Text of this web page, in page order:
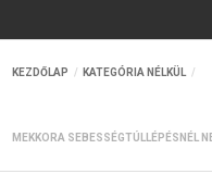
KEZDŐLAP KATEGÓRIA NÉLKÜL
MEKKORA SEBESSÉGTÚLLÉPÉSNÉL